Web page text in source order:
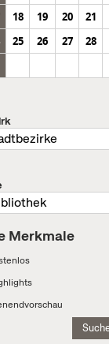
18 19 20 21
25 26 27 28
Merkmale